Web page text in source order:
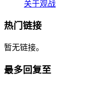
关于观战
热门链接
暂无链接。
最多回复至